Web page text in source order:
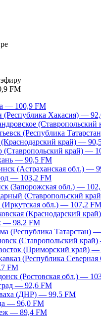
FM
— 100,9 FM
(Республика Хакасия) —
(Республика
край) —
(Ставропольский край) —
— 90,5 FM
(Астраханская обл.) —
— 103,2 FM
(Запорожская обл.) —
(Ставропольский
(Иркутская обл.) — 107,2 FM
(Краснодарский
— 98,2 FM
(Республика Татарстан)
(Ставропольский
(Приморский край) —
(Республика
FM
(Ростовская обл.) —
— 92,6 FM
(ДНР) — 99,5 FM
— 96,0 FM
— 89,4 FM